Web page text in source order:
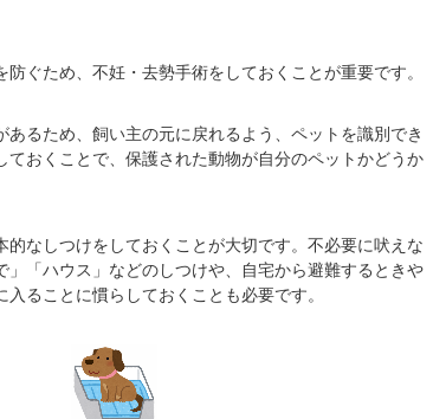
ぐため、不妊・去勢手術をしておくことが重要です。
るため、飼い主の元に戻れるよう、ペットを識別でき
おくことで、保護された動物が自分のペットかどうか
なしつけをしておくことが大切です。不必要に吠えな
「ハウス」などのしつけや、自宅から避難するときや
ることに慣らしておくことも必要です。